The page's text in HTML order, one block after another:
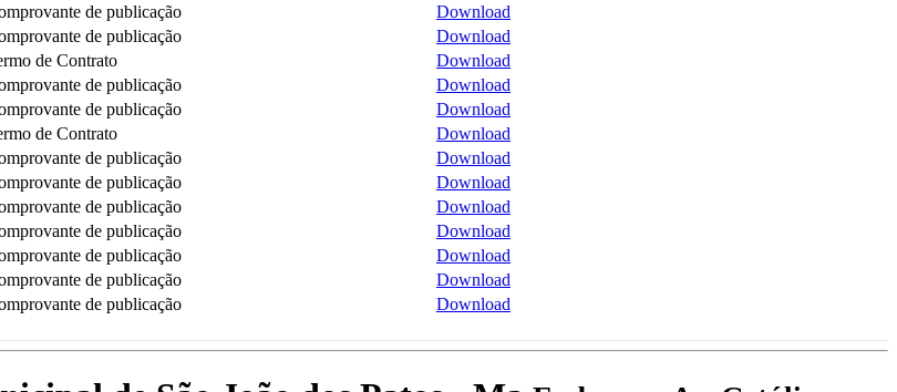
de publicação
Download
de publicação
Download
de Contrato
Download
de publicação
Download
de publicação
Download
de Contrato
Download
de publicação
Download
de publicação
Download
de publicação
Download
de publicação
Download
de publicação
Download
de publicação
Download
de publicação Download